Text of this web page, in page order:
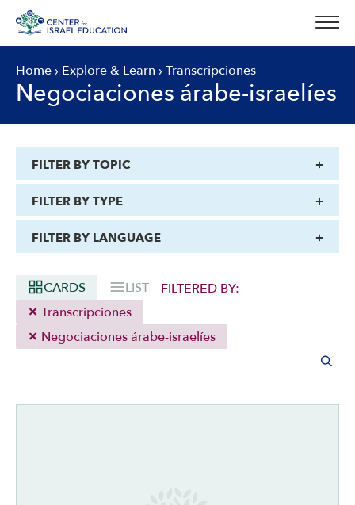
content
Home › Explore & Learn › Transcripciones
Negociaciones árabe-israelíes
CARDS LIST
FILTERED BY:
Transcripciones
Negociaciones árabe-israelíes
FILTER BY TOPIC
FILTER BY TYPE
FILTER BY LANGUAGE